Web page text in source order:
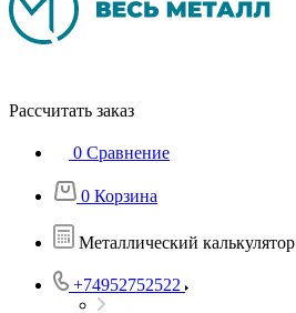
Рассчитать заказ
0 Сравнение
0 Корзина
Металлический калькулятор
+74952752522